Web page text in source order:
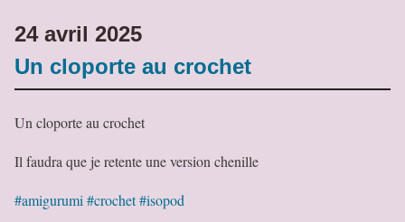
24 avril 2025
Un cloporte au crochet
Un cloporte au crochet
Il faudra que je retente une version chenille
#amigurumi#crochet#isopod